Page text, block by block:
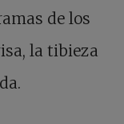
de los
la tibieza